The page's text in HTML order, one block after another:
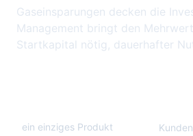
Gaseinsparungen decken die
Management bringt den
Startkapital nötig, dauerhafter
ein einziges Produkt Kunden